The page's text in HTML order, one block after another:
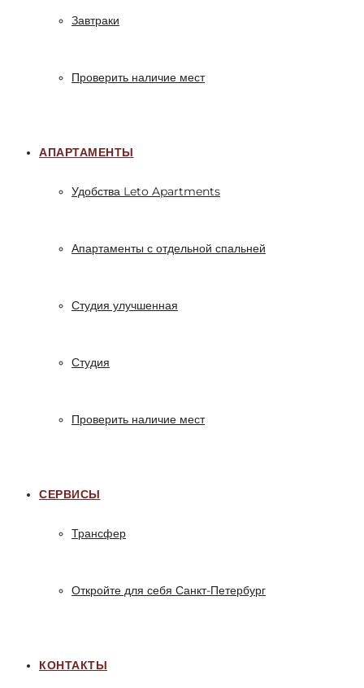
Завтраки
Проверить наличие мест
АПАРТАМЕНТЫ
Удобства Leto Apartments
Апартаменты с отдельной спальней
Студия улучшенная
Студия
Проверить наличие мест
СЕРВИСЫ
Трансфер
Откройте для себя Санкт-Петербург
КОНТАКТЫ